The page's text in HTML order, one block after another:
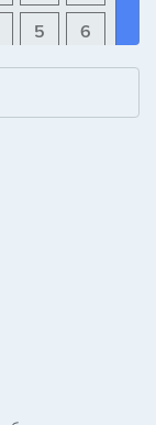
6
5
- /